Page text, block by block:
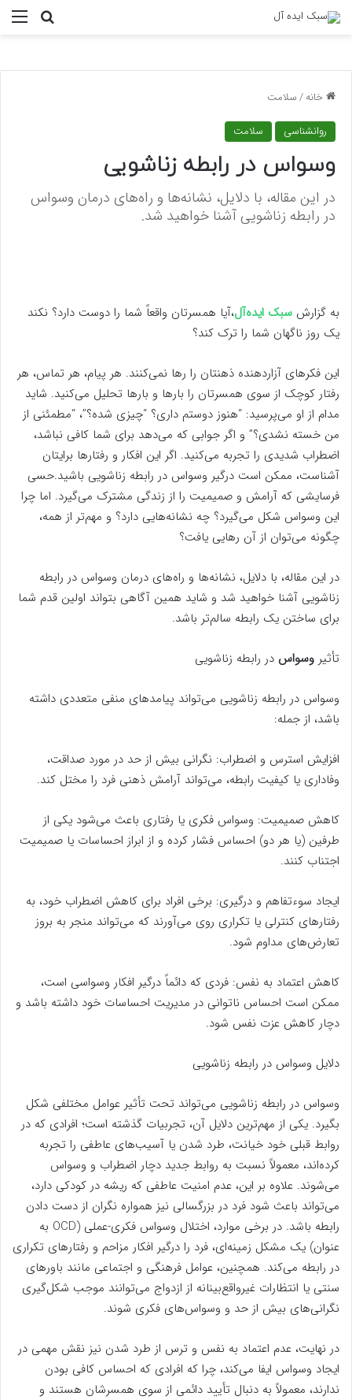
خانه/سلامت
روانشناسی سلامت
وسواس در رابطه زناشویی
در این مقاله، با دلایل، نشانه‌ها و راه‌های درمان وسواس
در رابطه زناشویی آشنا خواهید شد.
به گزارش سبک ایده‌آل،آیا همسرتان واقعاً شما را دوست دارد؟ نکند
یک روز ناگهان شما را ترک کند؟
این فکرهای آزاردهنده ذهنتان را رها نمی‌کنند. هر پیام، هر تماس، هر
رفتار کوچک از سوی همسرتان را بارها و بارها تحلیل می‌کنید. شاید
مدام از او می‌پرسید: “هنوز دوستم داری؟ “چیزی شده؟”، “مطمئنی از
من خسته نشدی؟” و اگر جوابی که می‌دهد برای شما کافی نباشد،
اضطراب شدیدی را تجربه می‌کنید. اگر این افکار و رفتارها برایتان
آشناست، ممکن است درگیر وسواس در رابطه زناشویی باشید.حسی
فرسایشی که آرامش و صمیمیت را از زندگی مشترک می‌گیرد. اما چرا
این وسواس شکل می‌گیرد؟ چه نشانه‌هایی دارد؟ و مهم‌تر از همه،
چگونه می‌توان از آن رهایی یافت؟
در این مقاله، با دلایل، نشانه‌ها و راه‌های درمان وسواس در رابطه
زناشویی آشنا خواهید شد و شاید همین آگاهی بتواند اولین قدم شما
برای ساختن یک رابطه سالم‌تر باشد.
تأثیر وسواس در رابطه زناشویی
وسواس در رابطه زناشویی می‌تواند پیامدهای منفی متعددی داشته
باشد، از جمله:
افزایش استرس و اضطراب: نگرانی بیش از حد در مورد صداقت،
وفاداری یا کیفیت رابطه، می‌تواند آرامش ذهنی فرد را مختل کند.
کاهش صمیمیت: وسواس فکری یا رفتاری باعث می‌شود یکی از
طرفین (یا هر دو) احساس فشار کرده و از ابراز احساسات یا صمیمیت
اجتناب کنند.
ایجاد سوءتفاهم و درگیری: برخی افراد برای کاهش اضطراب خود، به
رفتارهای کنترلی یا تکراری روی می‌آورند که می‌تواند منجر به بروز
تعارض‌های مداوم شود.
کاهش اعتماد به نفس: فردی که دائماً درگیر افکار وسواسی است،
ممکن است احساس ناتوانی در مدیریت احساسات خود داشته باشد و
دچار کاهش عزت نفس شود.
دلایل وسواس در رابطه زناشویی
وسواس در رابطه زناشویی می‌تواند تحت تأثیر عوامل مختلفی شکل
بگیرد. یکی از مهم‌ترین دلایل آن، تجربیات گذشته است؛ افرادی که در
روابط قبلی خود خیانت، طرد شدن یا آسیب‌های عاطفی را تجربه
کرده‌اند، معمولاً نسبت به روابط جدید دچار اضطراب و وسواس
می‌شوند. علاوه بر این، عدم امنیت عاطفی که ریشه در کودکی دارد،
می‌تواند باعث شود فرد در بزرگسالی نیز همواره نگران از دست دادن
رابطه باشد. در برخی موارد، اختلال وسواس فکری-عملی (OCD به
عنوان) یک مشکل زمینه‌ای، فرد را درگیر افکار مزاحم و رفتارهای تکراری
در رابطه می‌کند. همچنین، عوامل فرهنگی و اجتماعی مانند باورهای
سنتی یا انتظارات غیرواقع‌بینانه از ازدواج می‌توانند موجب شکل‌گیری
نگرانی‌های بیش از حد و وسواس‌های فکری شوند.
در نهایت، عدم اعتماد به نفس و ترس از طرد شدن نیز نقش مهمی در
ایجاد وسواس ایفا می‌کند، چرا که افرادی که احساس کافی بودن
ندارند، معمولاً به دنبال تأیید دائمی از سوی همسرشان هستند و